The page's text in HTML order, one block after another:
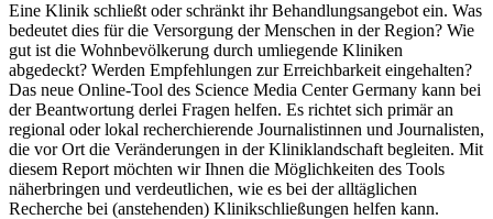
Eine Klinik schließt oder schränkt ihr Behandlungsangebot ein. Was
bedeutet dies für die Versorgung der Menschen in der Region? Wie
gut ist die Wohnbevölkerung durch umliegende Kliniken
abgedeckt? Werden Empfehlungen zur Erreichbarkeit eingehalten?
Das neue Online-Tool des Science Media Center Germany kann bei
der Beantwortung derlei Fragen helfen. Es richtet sich primär an
regional oder lokal recherchierende Journalistinnen und Journalisten,
die vor Ort die Veränderungen in der Kliniklandschaft begleiten. Mit
diesem Report möchten wir Ihnen die Möglichkeiten des Tools
näherbringen und verdeutlichen, wie es bei der alltäglichen
Recherche bei (anstehenden) Klinikschließungen helfen kann.